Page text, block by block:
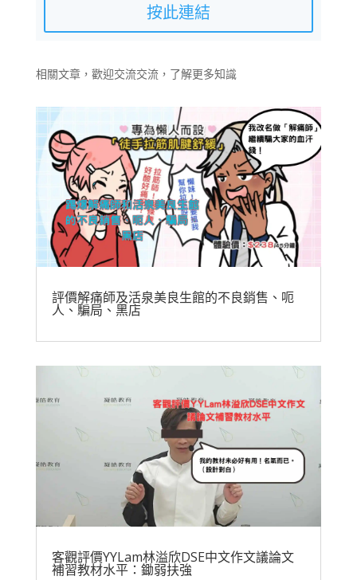
按此連結
相關文章，歡迎交流交流，了解更多知識
評價解痛師及活泉美良生館的不良銷售、呃
人、騙局、黑店
客觀評價YYLam林溢欣DSE中文作文議論文
補習教材水平：鋤弱扶強